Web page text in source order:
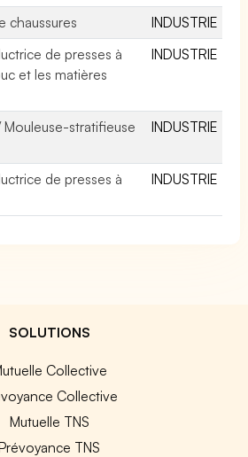
chaussures
INDUSTRIE
de presses à
et les matières
INDUSTRIE
stratifieuse
INDUSTRIE
de presses à
INDUSTRIE
SOLUTIONS
Collective
Collective
Mutuelle TNS
TNS